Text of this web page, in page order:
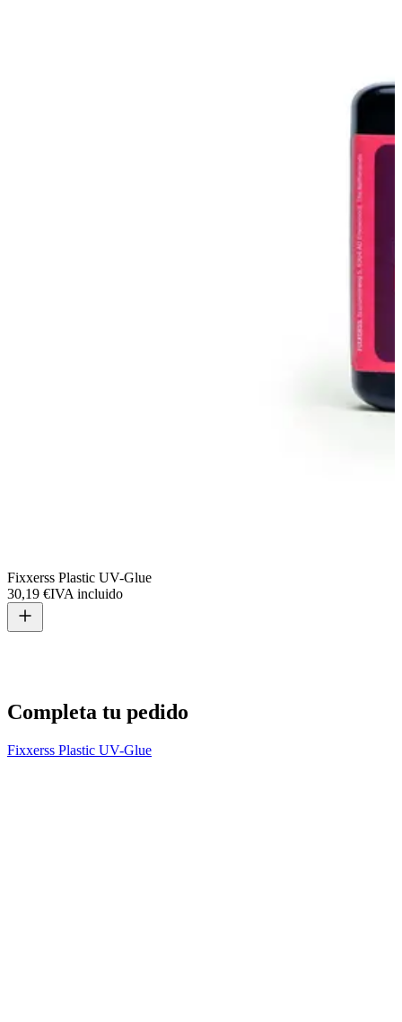
Fixxerss Plastic UV-Glue
30,19 €IVA incluido
Completa tu pedido
Fixxerss Plastic UV-Glue